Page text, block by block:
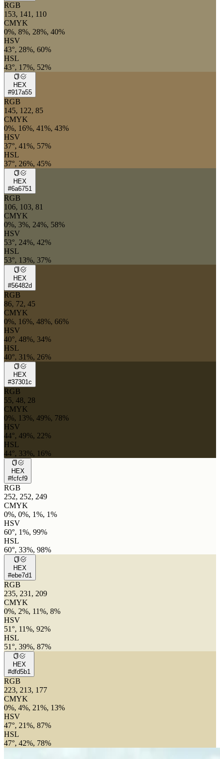
RGB
153, 141, 110
CMYK
0%, 8%, 28%, 40%
HSV
43°, 28%, 60%
HSL
43°, 17%, 52%
HEX
#917a55
RGB
145, 122, 85
CMYK
0%, 16%, 41%, 43%
HSV
37°, 41%, 57%
HSL
37°, 26%, 45%
HEX
#6a6751
RGB
106, 103, 81
CMYK
0%, 3%, 24%, 58%
HSV
53°, 24%, 42%
HSL
53°, 13%, 37%
HEX
#56482d
RGB
86, 72, 45
CMYK
0%, 16%, 48%, 66%
HSV
40°, 48%, 34%
HSL
40°, 31%, 26%
HEX
#37301c
RGB
55, 48, 28
CMYK
0%, 13%, 49%, 78%
HSV
44°, 49%, 22%
HSL
44°, 33%, 16%
HEX
#fcfcf9
RGB
252, 252, 249
CMYK
0%, 0%, 1%, 1%
HSV
60°, 1%, 99%
HSL
60°, 33%, 98%
HEX
#ebe7d1
RGB
235, 231, 209
CMYK
0%, 2%, 11%, 8%
HSV
51°, 11%, 92%
HSL
51°, 39%, 87%
HEX
#dfd5b1
RGB
223, 213, 177
CMYK
0%, 4%, 21%, 13%
HSV
47°, 21%, 87%
HSL
47°, 42%, 78%